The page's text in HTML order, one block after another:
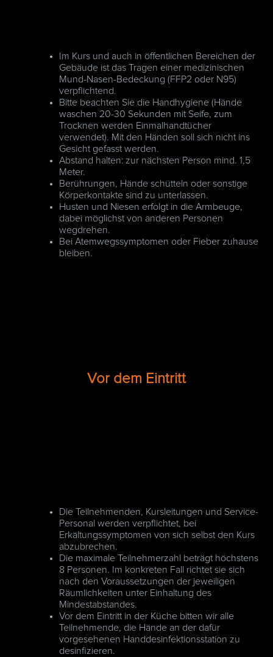
Im Kurs und auch in öffentlichen Bereichen der
Gebäude ist das Tragen einer medizinischen
Mund-Nasen-Bedeckung (FFP2 oder N95)
verpflichtend.
Bitte beachten Sie die Handhygiene (Hände
waschen 20-30 Sekunden mit Seife, zum
Trocknen werden Einmalhandtücher
verwendet). Mit den Händen soll sich nicht ins
Gesicht gefasst werden.
Abstand halten: zur nächsten Person mind. 1,5
Meter.
Berührungen, Hände schütteln oder sonstige
Körperkontakte sind zu unterlassen.
Husten und Niesen erfolgt in die Armbeuge,
dabei möglichst von anderen Personen
wegdrehen.
Bei Atemwegssymptomen oder Fieber zuhause
bleiben.
Vor dem Eintritt
Die Teilnehmenden, Kursleitungen und Service-
Personal werden verpflichtet, bei
Erkältungssymptomen von sich selbst den Kurs
abzubrechen.
Die maximale Teilnehmerzahl beträgt höchstens
8 Personen. Im konkreten Fall richtet sie sich
nach den Voraussetzungen der jeweiligen
Räumlichkeiten unter Einhaltung des
Mindestabstandes.
Vor dem Eintritt in der Küche bitten wir alle
Teilnehmende, die Hände an der dafür
vorgesehenen Handdesinfektionsstation zu
desinfizieren.